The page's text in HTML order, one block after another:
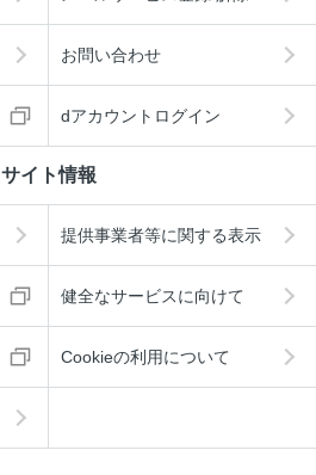
お問い合わせ
dアカウントログイン
サイト情報
提供事業者等に関する表示
健全なサービスに向けて
Cookieの利用について